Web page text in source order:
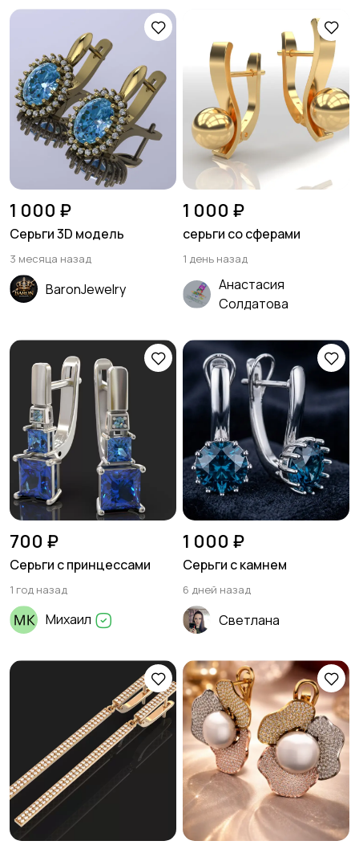
1 000 ₽
Серьги 3D модель
3 месяца назад
BaronJewelry
1 000 ₽
серьги со сферами
1 день назад
Анастасия
Солдатова
700 ₽
Серьги с принцессами
1 год назад
Михаил
1 000 ₽
Серьги с камнем
6 дней назад
Светлана